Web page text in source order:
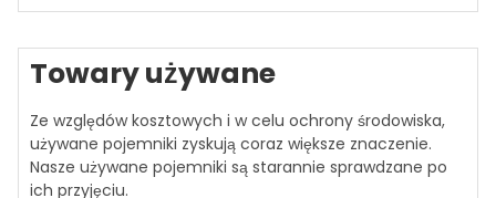
Towary używane
Ze względów kosztowych i w celu ochrony środowiska,
używane pojemniki zyskują coraz większe znaczenie.
Nasze używane pojemniki są starannie sprawdzane po
ich przyjęciu.